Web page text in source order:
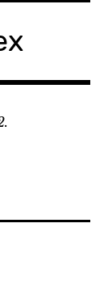
Battler